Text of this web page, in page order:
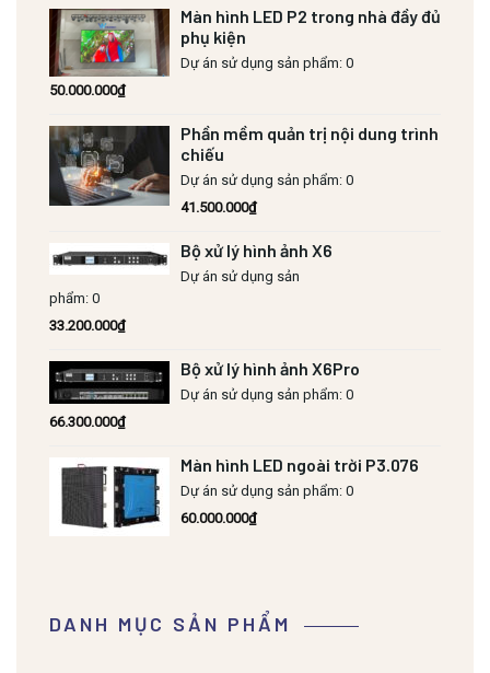
Màn hình LED P2 trong nhà đầy đủ
phụ kiện
Dự án sử dụng sản phẩm: 0
50.000.000₫
Phần mềm quản trị nội dung trình
chiếu
Dự án sử dụng sản phẩm: 0
41.500.000₫
Bộ xử lý hình ảnh X6
Dự án sử dụng sản
phẩm: 0
33.200.000₫
Bộ xử lý hình ảnh X6Pro
Dự án sử dụng sản phẩm: 0
66.300.000₫
Màn hình LED ngoài trời P3.076
Dự án sử dụng sản phẩm: 0
60.000.000₫
DANH MỤC SẢN PHẨM